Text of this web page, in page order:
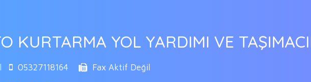
KURTARMA YOL YARDIMI VE
05327118164
Fax Aktif Değil